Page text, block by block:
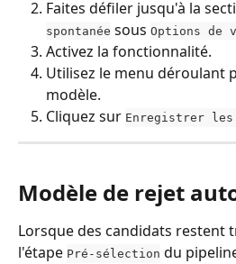
Faites défiler jusqu'à la
spontanée sous Options
Activez la fonctionnalité.
Utilisez le menu déroulant
modèle.
Cliquez sur Enregistrer
Modèle de rejet
Lorsque des candidats restent
l'étape Pré-sélection du